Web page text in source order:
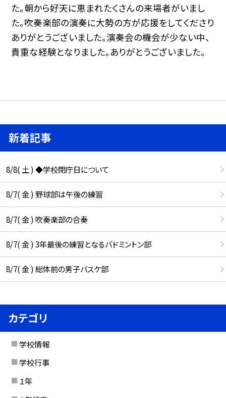
た。朝から好天に恵まれたくさんの来場者がいまし
た。吹奏楽部の演奏に大勢の方が応援をしてくださり
ありがとうございました。演奏会の機会が少ない中、
貴重な経験となりました。ありがとうございました。
新着記事
8/8( 土 ) ◆学校閉庁日について
8/7( 金 ) 野球部は午後の練習
8/7( 金 ) 吹奏楽部の合奏
8/7( 金 ) 3年最後の練習となるバドミントン部
8/7( 金 ) 総体前の男子バスケ部
カテゴリ
学校情報
学校行事
１年